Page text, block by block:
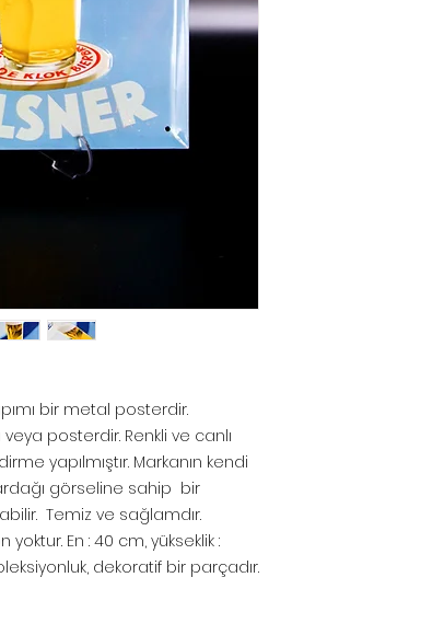
bir metal posterdir.
posterdir. Renkli ve canlı
yapılmıştır. Markanın kendi
görseline sahip bir
Temiz ve sağlamdır.
En : 40 cm, yükseklik :
dekoratif bir parçadır.